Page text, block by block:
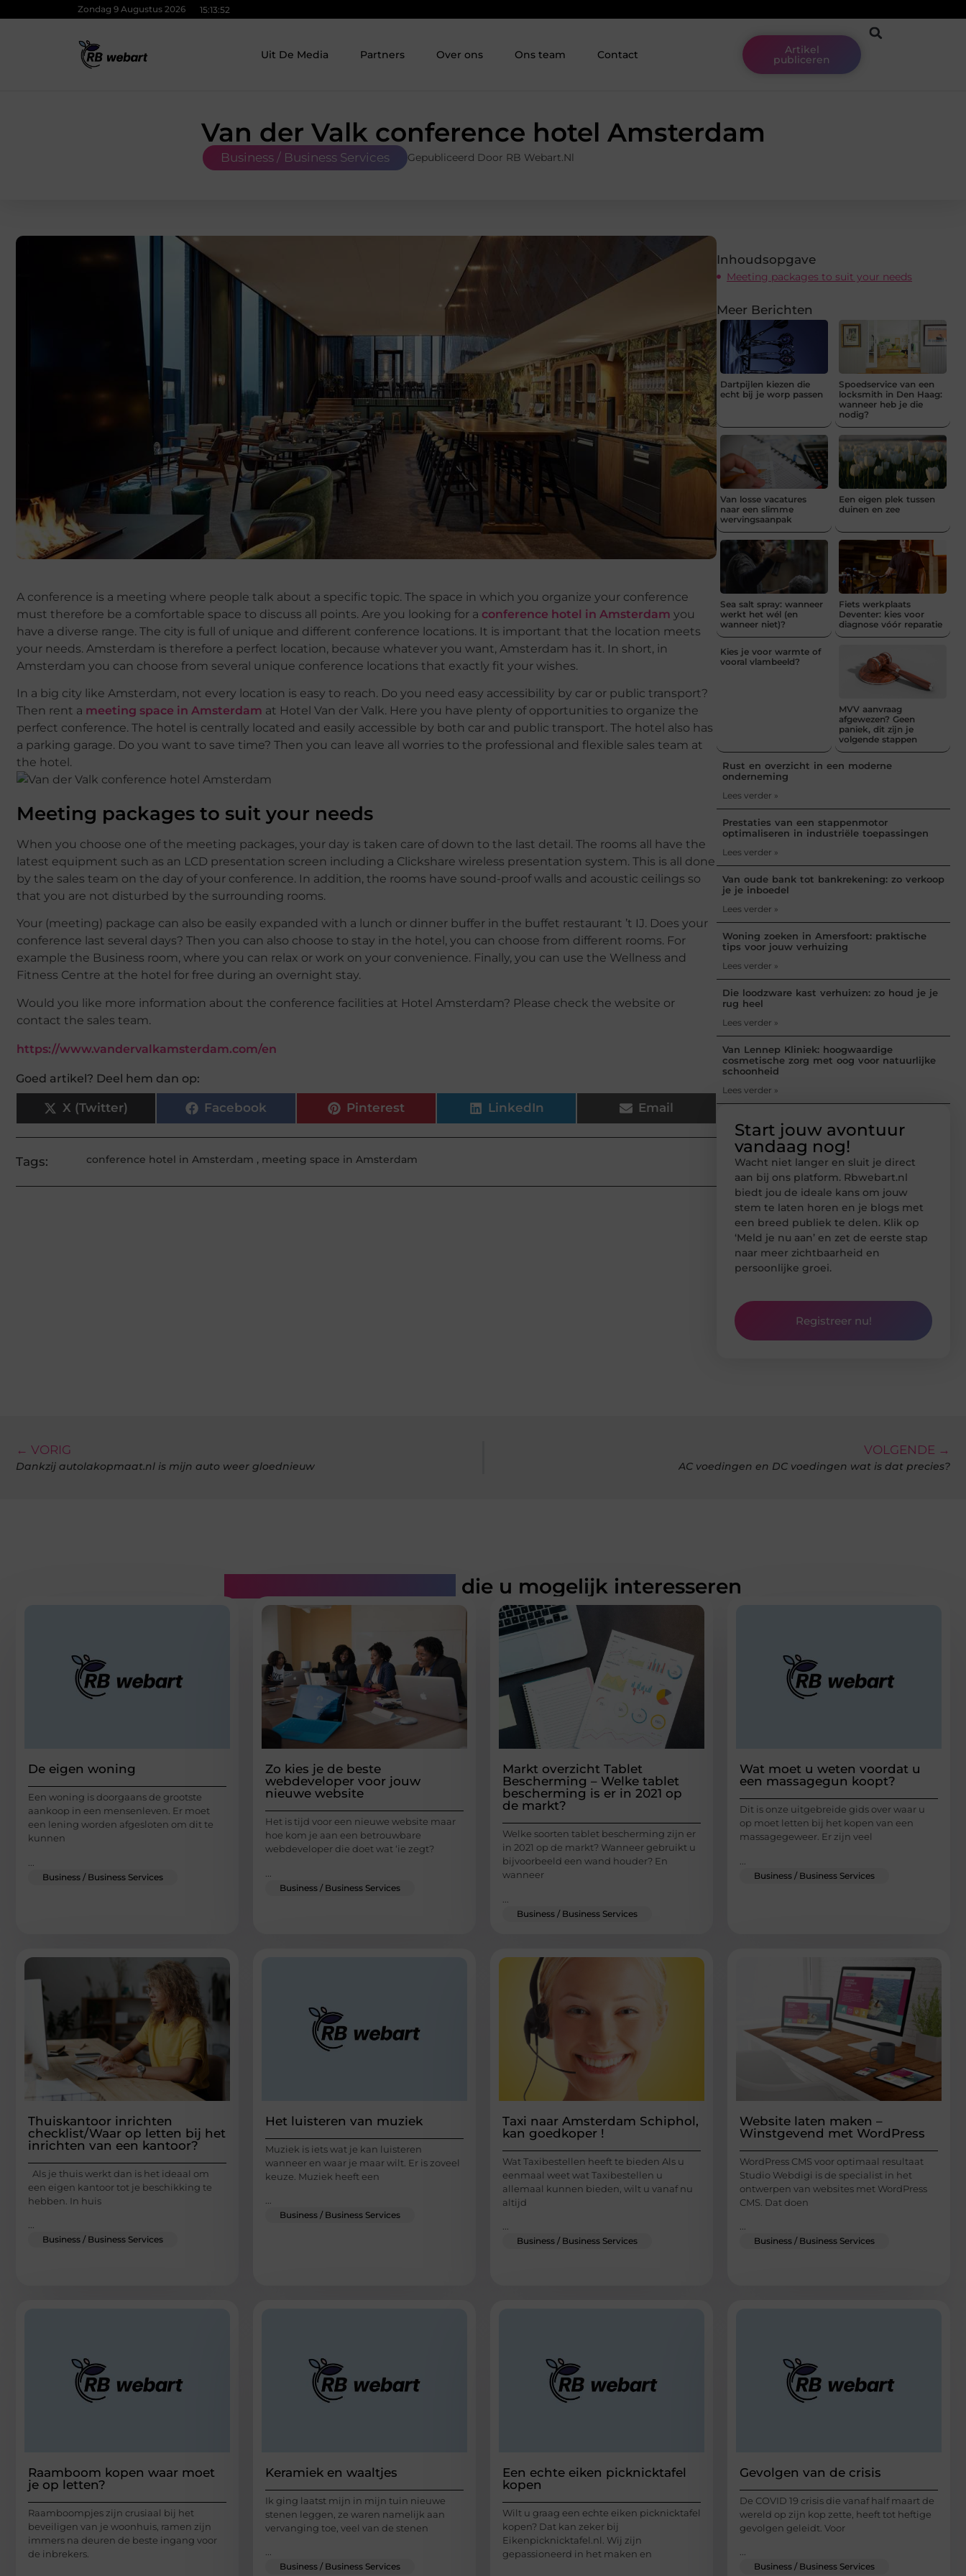
Zondag 9 Augustus 2026 15:13:53
Uit De Media Partners Over ons Ons team Contact Artikel
publiceren
Van der Valk conference hotel Amsterdam
Business / Business Services Gepubliceerd Door RB Webart.nl
A conference is a meeting where people talk about a specific topic. The space in which you organize your conference
must therefore be a comfortable space to discuss all points. Are you looking for a conference hotel in Amsterdam you
have a diverse range. The city is full of unique and different conference locations. It is important that the location meets
your needs. Amsterdam is therefore a perfect location, because whatever you want, Amsterdam has it. In short, in
Amsterdam you can choose from several unique conference locations that exactly fit your wishes.
In a big city like Amsterdam, not every location is easy to reach. Do you need easy accessibility by car or public transport?
Then rent a meeting space in Amsterdam at Hotel Van der Valk. Here you have plenty of opportunities to organize the
perfect conference. The hotel is centrally located and easily accessible by both car and public transport. The hotel also has
a parking garage. Do you want to save time? Then you can leave all worries to the professional and flexible sales team at
the hotel.
Meeting packages to suit your needs
When you choose one of the meeting packages, your day is taken care of down to the last detail. The rooms all have the
latest equipment such as an LCD presentation screen including a Clickshare wireless presentation system. This is all done
by the sales team on the day of your conference. In addition, the rooms have sound-proof walls and acoustic ceilings so
that you are not disturbed by the surrounding rooms.
Your (meeting) package can also be easily expanded with a lunch or dinner buffer in the buffet restaurant ’t IJ. Does your
conference last several days? Then you can also choose to stay in the hotel, you can choose from different rooms. For
example the Business room, where you can relax or work on your convenience. Finally, you can use the Wellness and
Fitness Centre at the hotel for free during an overnight stay.
Would you like more information about the conference facilities at Hotel Amsterdam? Please check the website or
contact the sales team.
https://www.vandervalkamsterdam.com/en
Goed artikel? Deel hem dan op:
X (Twitter) Facebook Pinterest LinkedIn Email
Tags: conference hotel in Amsterdam , meeting space in Amsterdam
Inhoudsopgave
Meeting packages to suit your needs
Meer Berichten
Dartpijlen kiezen die
echt bij je worp passen
Spoedservice van een
locksmith in Den Haag:
wanneer heb je die
nodig?
Van losse vacatures
naar een slimme
wervingsaanpak
Een eigen plek tussen
duinen en zee
Sea salt spray: wanneer
werkt het wél (en
wanneer niet)?
Fiets werkplaats
Deventer: kies voor
diagnose vóór reparatie
Kies je voor warmte of
vooral vlambeeld?
MVV aanvraag
afgewezen? Geen
paniek, dit zijn je
volgende stappen
Rust en overzicht in een moderne
onderneming
Lees verder »
Prestaties van een stappenmotor
optimaliseren in industriële toepassingen
Lees verder »
Van oude bank tot bankrekening: zo verkoop
je je inboedel
Lees verder »
Woning zoeken in Amersfoort: praktische
tips voor jouw verhuizing
Lees verder »
Die loodzware kast verhuizen: zo houd je je
rug heel
Lees verder »
Van Lennep Kliniek: hoogwaardige
cosmetische zorg met oog voor natuurlijke
schoonheid
Lees verder »
Start jouw avontuur
vandaag nog!
Wacht niet langer en sluit je direct
aan bij ons platform. Rbwebart.nl
biedt jou de ideale kans om jouw
stem te laten horen en je blogs met
een breed publiek te delen. Klik op
‘Meld je nu aan’ en zet de eerste stap
naar meer zichtbaarheid en
persoonlijke groei.
Registreer nu!
← VORIG
Dankzij autolakopmaat.nl is mijn auto weer gloednieuw
VOLGENDE →
AC voedingen en DC voedingen wat is dat precies?
die u mogelijk interesseren
De eigen woning
Een woning is doorgaans de grootste
aankoop in een mensenleven. Er moet
een lening worden afgesloten om dit te
kunnen
Business / Business Services
Zo kies je de beste
webdeveloper voor jouw
nieuwe website
Het is tijd voor een nieuwe website maar
hoe kom je aan een betrouwbare
webdeveloper die doet wat ‘ie zegt?
Business / Business Services
Markt overzicht Tablet
Bescherming – Welke tablet
bescherming is er in 2021 op
de markt?
Welke soorten tablet bescherming zijn er
in 2021 op de markt? Wanneer gebruikt u
bijvoorbeeld een wand houder? En
wanneer
Business / Business Services
Wat moet u weten voordat u
een massagegun koopt?
Dit is onze uitgebreide gids over waar u
op moet letten bij het kopen van een
massagegeweer. Er zijn veel
Business / Business Services
Thuiskantoor inrichten
checklist/Waar op letten bij het
inrichten van een kantoor?
Als je thuis werkt dan is het ideaal om
een eigen kantoor tot je beschikking te
hebben. In huis
Business / Business Services
Het luisteren van muziek
Muziek is iets wat je kan luisteren
wanneer en waar je maar wilt. Er is zoveel
keuze. Muziek heeft een
Business / Business Services
Taxi naar Amsterdam Schiphol,
kan goedkoper !
Wat Taxibestellen heeft te bieden Als u
eenmaal weet wat Taxibestellen u
allemaal kunnen bieden, wilt u vanaf nu
altijd
Business / Business Services
Website laten maken –
Winstgevend met WordPress
WordPress CMS voor optimaal resultaat
Studio Webdigi is de specialist in het
ontwerpen van websites met WordPress
CMS. Dat doen
Business / Business Services
Raamboom kopen waar moet
je op letten?
Raamboompjes zijn crusiaal bij het
beveiligen van je woonhuis, ramen zijn
immers na deuren de beste ingang voor
de inbrekers.
Keramiek en waaltjes
Ik ging laatst mijn in mijn tuin nieuwe
stenen leggen, ze waren namelijk aan
vervanging toe, veel van de stenen
...
Business / Business Services
Een echte eiken picknicktafel
kopen
Wilt u graag een echte eiken picknicktafel
kopen? Dat kan zeker bij
Eikenpicknicktafel.nl. Wij zijn
gepassioneerd in het maken en
Gevolgen van de crisis
De COVID 19 crisis die vanaf half maart de
wereld op zijn kop zette, heeft tot heftige
gevolgen geleidt. Voor
...
Business / Business Services